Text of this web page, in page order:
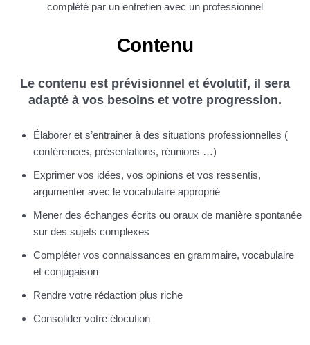
complété par un entretien avec un professionnel
Contenu
Le contenu est prévisionnel et évolutif, il sera
adapté à vos besoins et votre progression.
Élaborer et s’entrainer à des situations professionnelles (
conférences, présentations, réunions …)
Exprimer vos idées, vos opinions et vos ressentis,
argumenter avec le vocabulaire approprié
Mener des échanges écrits ou oraux de manière spontanée
sur des sujets complexes
Compléter vos connaissances en grammaire, vocabulaire
et conjugaison
Rendre votre rédaction plus riche
Consolider votre élocution